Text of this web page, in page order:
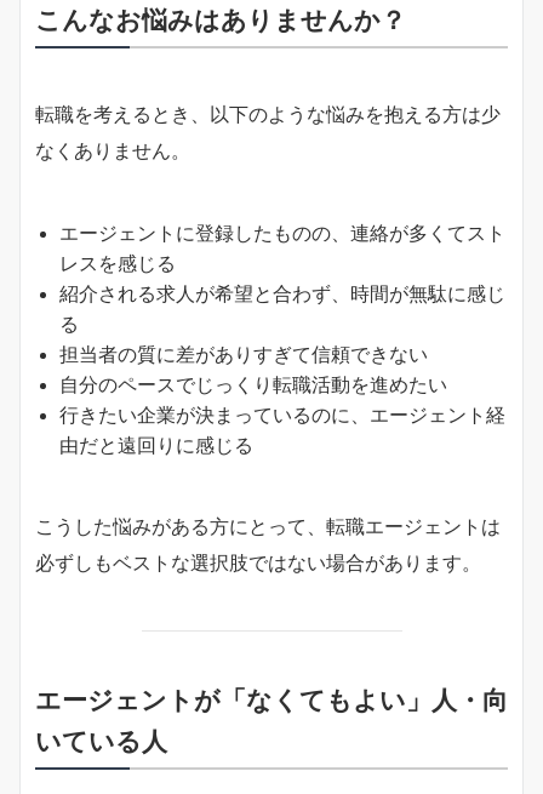
こんなお悩みはありませんか？
転職を考えるとき、以下のような悩みを抱える方は少
なくありません。
エージェントに登録したものの、連絡が多くてスト
レスを感じる
紹介される求人が希望と合わず、時間が無駄に感じ
る
担当者の質に差がありすぎて信頼できない
自分のペースでじっくり転職活動を進めたい
行きたい企業が決まっているのに、エージェント経
由だと遠回りに感じる
こうした悩みがある方にとって、転職エージェントは
必ずしもベストな選択肢ではない場合があります。
エージェントが「なくてもよい」人・向
いている人